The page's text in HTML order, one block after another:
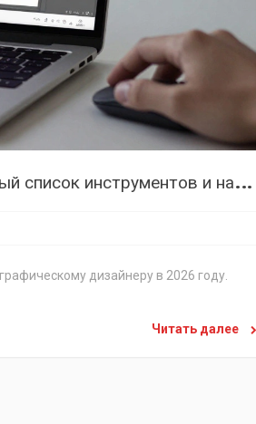
Ч
то нужно начинающему графическому дизайнеру: полный список инструментов и навыков
дизайнеру в 2026 году.
Читать далее